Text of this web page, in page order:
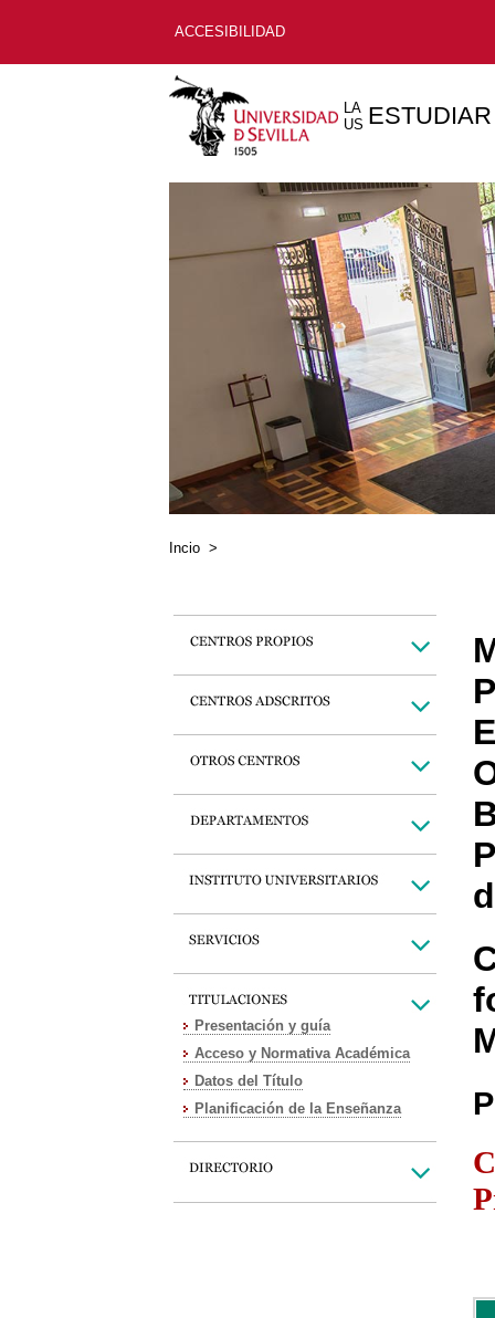
ACCESIBILIDAD
LA
US ESTUDIAR
Incio >
Presentación y guía
Acceso y Normativa Académica
Datos del Título
Planificación de la Enseñanza